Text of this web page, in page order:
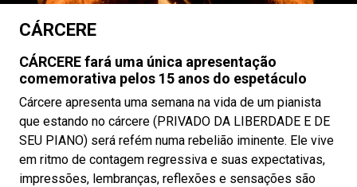
CÁRCERE
CÁRCERE fará uma única apresentação
comemorativa pelos 15 anos do espetáculo
Cárcere apresenta uma semana na vida de um pianista
que estando no cárcere (PRIVADO DA LIBERDADE E DE
SEU PIANO) será refém numa rebelião iminente. Ele vive
em ritmo de contagem regressiva e suas expectativas,
impressões, lembranças, reflexões e sensações são